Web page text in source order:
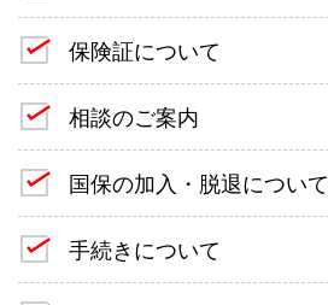
保険証について
相談のご案内
国保の加入・脱退について
手続きについて